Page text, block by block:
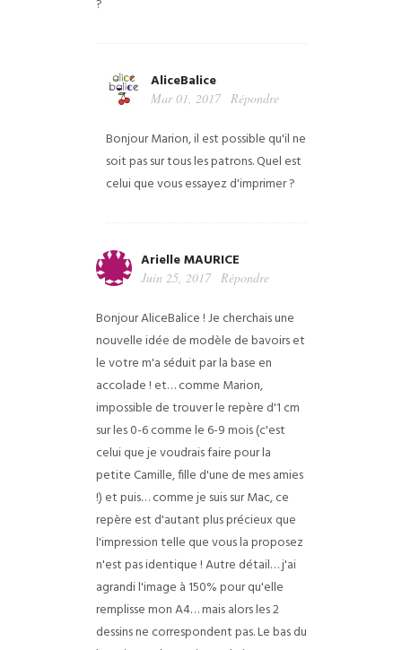
?
AliceBalice
Mar 01, 2017 Répondre
Bonjour Marion, il est possible qu'il ne
soit pas sur tous les patrons. Quel est
celui que vous essayez d'imprimer ?
Arielle MAURICE
Juin 25, 2017 Répondre
Bonjour AliceBalice !Je cherchais une
nouvelle idée de modèle de bavoirs et
le votre m'a séduit par la base en
accolade ! et… comme Marion,
impossible de trouver le repère d'1 cm
sur les 0-6 comme le 6-9 mois (c'est
celui que je voudrais faire pour la
petite Camille, fille d'une de mes amies
!) et puis… comme je suis sur Mac, ce
repère est d'autant plus précieux que
l'impression telle que vous la proposez
n'est pas identique !Autre détail… j'ai
agrandi l'image à 150% pour qu'elle
remplisse mon A4… mais alors les 2
dessins ne correspondent pas. Le bas du